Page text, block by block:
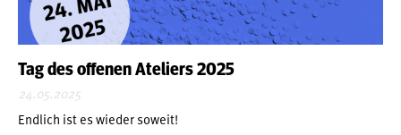
Tag des offenen Ateliers 2025
24.05.2025
Endlich ist es wieder soweit!